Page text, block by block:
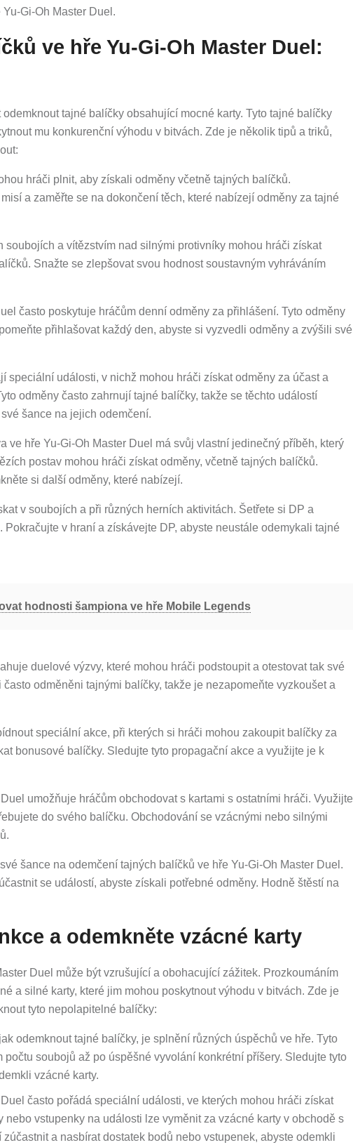
Gi-Oh Master Duel.
ve hře Yu-Gi-Oh Master Duel:
tajné balíčky obsahující mocné karty. Tyto tajné balíčky
mu konkurenční výhodu v bitvách. Zde je několik tipů a triků,
hráči plnit, aby získali odměny včetně tajných balíčků.
a zaměřte se na dokončení těch, které nabízejí odměny za tajné
soubojích a vítězstvím nad silnými protivníky mohou hráči získat
Snažte se zlepšovat svou hodnost soustavným vyhráváním
často poskytuje hráčům denní odměny za přihlášení. Tyto odměny
přihlašovat každý den, abyste si vyzvedli odměny a zvýšili své
speciální události, v nichž mohou hráči získat odměny za účast a
odměny často zahrnují tajné balíčky, takže se těchto událostí
šance na jejich odemčení.
ve hře Yu-Gi-Oh Master Duel má svůj vlastní jedinečný příběh, který
postav mohou hráči získat odměny, včetně tajných balíčků.
si další odměny, které nabízejí.
v soubojích a při různých herních aktivitách. Šetřete si DP a
v hraní a získávejte DP, abyste neustále odemykali tajné
hodnosti šampiona ve hře Mobile Legends
duelové výzvy, které mohou hráči podstoupit a otestovat tak své
odměněni tajnými balíčky, takže je nezapomeňte vyzkoušet a
speciální akce, při kterých si hráči mohou zakoupit balíčky za
bonusové balíčky. Sledujte tyto propagační akce a využijte je k
umožňuje hráčům obchodovat s kartami s ostatními hráči. Využijte
do svého balíčku. Obchodování se vzácnými nebo silnými
šance na odemčení tajných balíčků ve hře Yu-Gi-Oh Master Duel.
se událostí, abyste získali potřebné odměny. Hodně štěstí na
a odemkněte vzácné karty
Duel může být vzrušující a obohacující zážitek. Prozkoumáním
a silné karty, které jim mohou poskytnout výhodu v bitvách. Zde je
tyto nepolapitelné balíčky:
odemknout tajné balíčky, je splnění různých úspěchů ve hře. Tyto
soubojů až po úspěšné vyvolání konkrétní příšery. Sledujte tyto
vzácné karty.
často pořádá speciální události, ve kterých mohou hráči získat
nebo vstupenky na události lze vyměnit za vzácné karty v obchodě s
a nasbírat dostatek bodů nebo vstupenek, abyste odemkli